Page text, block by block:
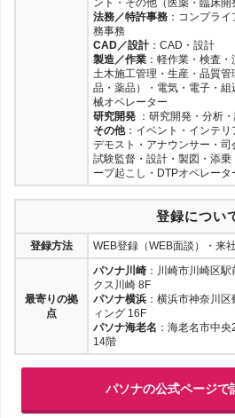
ント・その他（医薬・臨床開
法務／特許事務 ：コンプラ
務事務
CAD／設計：CAD・設計
製造／作業 ：軽作業・検査
土木施工管理・生産・品質
品・薬品）・電気・電子・
械オペレーター
研究開発 ：研究開発・分析
その他：イベント・インテリ
デモスト・アナウンサー・司
試験監督・設計・製図・添
ープ起こし・DTPオペレータ
登録につい
登録方法 WEB登録（WEB面談）・来
最寄りの拠
点
パソナ川崎 ：川崎市川崎区
クス川崎 8F
パソナ横浜 ：横浜市神奈川
ィング 16F
パソナ海老名 ：海老名市中
14階
パソナの公式ページで